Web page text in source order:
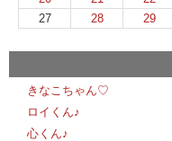
27
28 29
きなこちゃん♡
ロイくん♪
心くん♪